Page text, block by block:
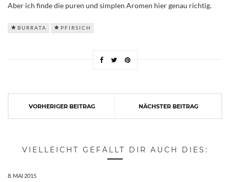
Aber ich finde die puren und simplen Aromen hier genau richtig.
BURRATA PFIRSICH
VORHERIGER BEITRAG NÄCHSTER BEITRAG
VIELLEICHT GEFÄLLT DIR AUCH DIES:
8. MAI 2015